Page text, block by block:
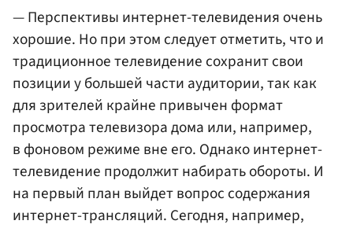
— Перспективы интернет-телевидения очень
хорошие. Но при этом следует отметить, что и
традиционное телевидение сохранит свои
позиции у большей части аудитории, так как
для зрителей крайне привычен формат
просмотра телевизора дома или, например,
в фоновом режиме вне его. Однако интернет-
телевидение продолжит набирать обороты. И
на первый план выйдет вопрос содержания
интернет-трансляций. Сегодня, например,